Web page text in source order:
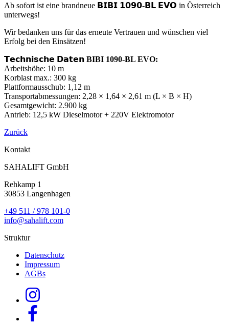
Ab sofort ist eine brandneue 𝗕𝗜𝗕𝗜 𝟭𝟬𝟵𝟬-𝗕𝗟 𝗘𝗩𝗢 in Österreich
unterwegs!
Wir bedanken uns für das erneute Vertrauen und wünschen viel
Erfolg bei den Einsätzen!
𝗧𝗲𝗰𝗵𝗻𝗶𝘀𝗰𝗵𝗲 𝗗𝗮𝘁𝗲𝗻 BIBI 1090-BL EVO:
Arbeitshöhe: 10 m
Korblast max.: 300 kg
Plattformausschub: 1,12 m
Transportabmessungen: 2,28 × 1,64 × 2,61 m (L × B × H)
Gesamtgewicht: 2.900 kg
Antrieb: 12,5 kW Dieselmotor + 220V Elektromotor
Zurück
Kontakt
SAHALIFT GmbH
Rehkamp 1
30853 Langenhagen
+49 511 / 978 101-0
info@sahalift.com
Struktur
Datenschutz
Impressum
AGBs